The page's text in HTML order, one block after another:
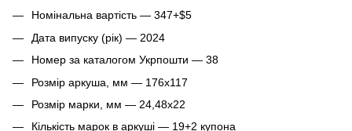
Номінальна вартість — 347+$5
Дата випуску (рік) — 2024
Номер за каталогом Укрпошти — 38
Розмір аркуша, мм — 176х117
Розмір марки, мм — 24,48х22
Кількість марок в аркуші — 19+2 купона